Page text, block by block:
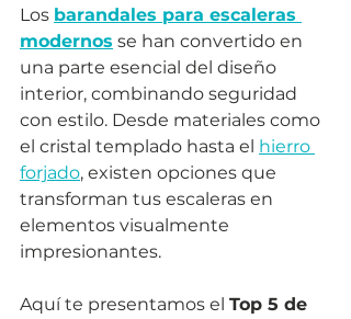
Los barandales para escaleras
modernos se han convertido en
una parte esencial del diseño
interior, combinando seguridad
con estilo. Desde materiales como
el cristal templado hasta el hierro
forjado, existen opciones que
transforman tus escaleras en
elementos visualmente
impresionantes.
Aquí te presentamos el Top 5 de